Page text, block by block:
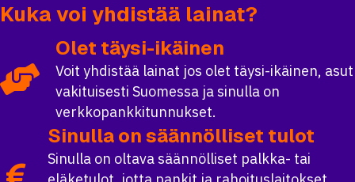
Kuka voi yhdistää lainat?
Olet täysi-ikäinen
Voit yhdistää lainat jos olet täysi-ikäinen, asut
vakituisesti Suomessa ja sinulla on
verkkopankkitunnukset.
Sinulla on säännölliset tulot
Sinulla on oltava säännölliset palkka- tai